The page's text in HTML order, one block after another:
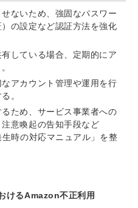
ないため、強固なパスワー
の設定など認証方法を強化
している場合、定期的にア
アカウント管理や運用を行
。
ため、サービス事業者への
意喚起の告知手段など
生時の対応マニュアル」を整
けるAmazon不正利用